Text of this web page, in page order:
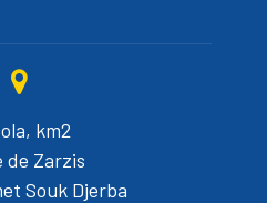
km2
de Zarzis
Souk Djerba